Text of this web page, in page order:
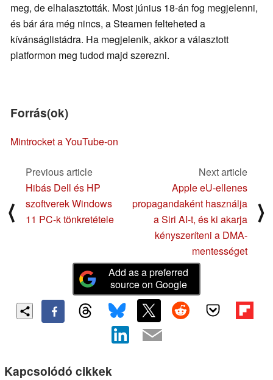
meg, de elhalasztották. Most június 18-án fog megjelenni,
és bár ára még nincs, a Steamen felteheted a
kívánságlistádra. Ha megjelenik, akkor a választott
platformon meg tudod majd szerezni.
Forrás(ok)
Mintrocket a YouTube-on
⟨
Previous article
Hibás Dell és HP
szoftverek Windows
11 PC-k tönkretétele
Next article
Apple eU-ellenes
propagandaként használja
a Siri AI-t, és ki akarja
kényszeríteni a DMA-
mentességet
⟩
Add as a preferred
source on Google
Kapcsolódó cikkek